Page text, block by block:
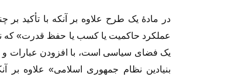
در مادهٔ یک طرح علاوه بر آنکه با تأکید بر
عملکرد حاکمیت یا کسب یا حفظ قدرت» که
یک فضاى سیاسى است، با افزودن عبارات
بنیادین نظام جمهوری اسلامی» علاوه بر